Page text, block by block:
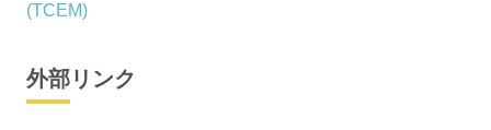
(TCEM)
外部リンク